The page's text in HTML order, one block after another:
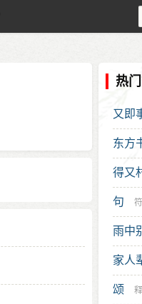
热
又即
东方
得又
袁绶
句
雨中
家人
颂